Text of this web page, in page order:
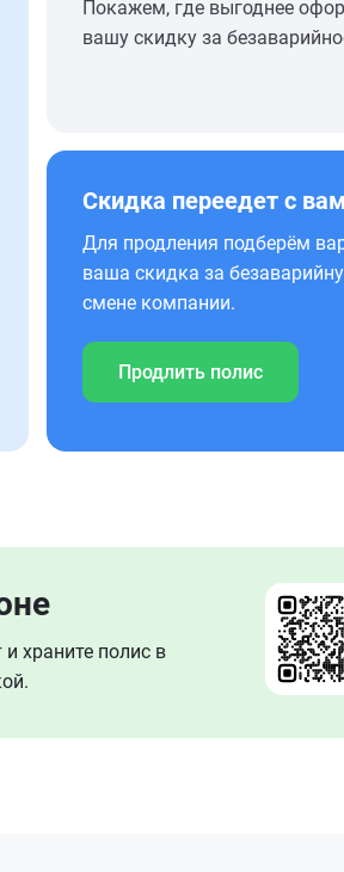
Покажем, где выгоднее
вашу скидку за
Скидка переедет с
Для продления подберём
ваша скидка за
смене компании.
Продлить полис
храните полис в